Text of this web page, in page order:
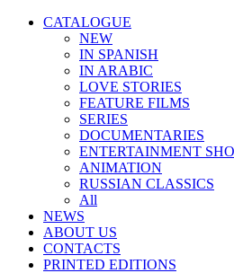
CATALOGUE
NEW
IN SPANISH
IN ARABIС
LOVE STORIES
FEATURE FILMS
SERIES
DOCUMENTARIES
ENTERTAINMENT
ANIMATION
RUSSIAN CLASSICS
All
NEWS
ABOUT US
CONTACTS
PRINTED EDITIONS